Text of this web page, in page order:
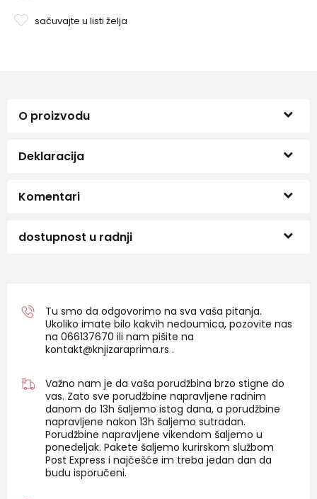
sačuvajte u listi želja
O proizvodu
Deklaracija
Komentari
dostupnost u radnji
Tu smo da odgovorimo na sva vaša pitanja.
Ukoliko imate bilo kakvih nedoumica, pozovite nas
na 066137670 ili nam pišite na
kontakt@knjizaraprima.rs .
Važno nam je da vaša porudžbina brzo stigne do
vas. Zato sve porudžbine napravljene radnim
danom do 13h šaljemo istog dana, a porudžbine
napravljene nakon 13h šaljemo sutradan.
Porudžbine napravljene vikendom šaljemo u
ponedeljak. Pakete šaljemo kurirskom službom
Post Express i najčešće im treba jedan dan da
budu isporučeni.